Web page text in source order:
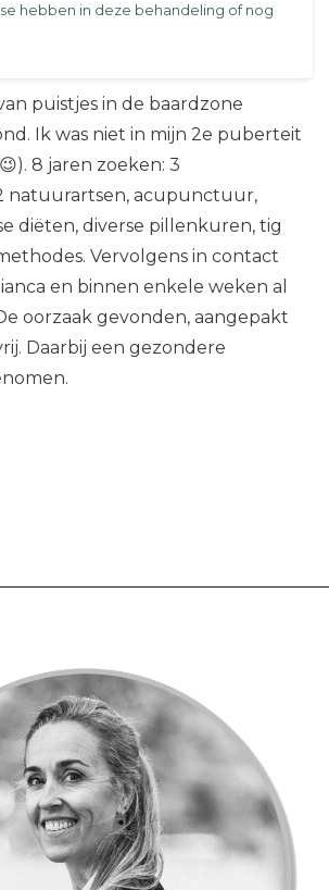
puistjes in de baardzone
Ik was niet in mijn 2e puberteit
8 jaren zoeken: 3
natuurartsen, acupunctuur,
diëten, diverse pillenkuren, tig
Vervolgens in contact
en binnen enkele weken al
oorzaak gevonden, aangepakt
Daarbij een gezondere
hebben in deze behandeling of nog